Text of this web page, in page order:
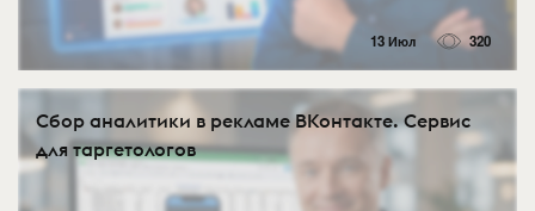
13 Июл 320
Сбор аналитики в рекламе ВКонтакте. Сервис
для таргетологов